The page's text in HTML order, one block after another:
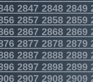
284728482849
2857 28582859
2867 28682869
2877 28782879
288728882889
289728982899
290729082909